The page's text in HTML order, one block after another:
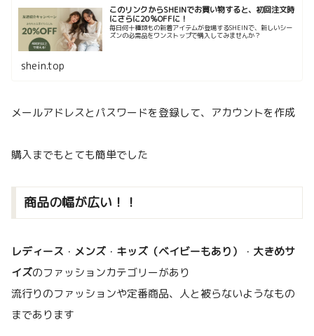
このリンクからSHEINでお買い物すると、初回注文時
にさらに20％OFFに！
毎日何十種類もの新着アイテムが登場するSHEINで、新しいシー
ズンの必需品をワンストップで購入してみませんか？
shein.top
メールアドレスとパスワードを登録して、アカウントを作成
購入までもとても簡単でした
商品の幅が広い！！
レディース ・ メンズ ・ キッズ（ベイビーもあり） ・ 大きめサ
イズのファッションカテゴリーがあり
流行りのファッションや定番商品、人と被らないようなもの
まであります